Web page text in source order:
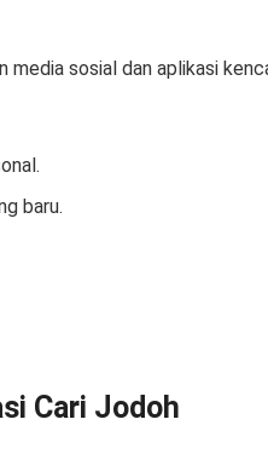
sosial dan aplikasi
baru.
Cari Jodoh